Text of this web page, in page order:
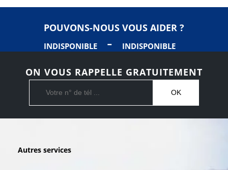
POUVONS-NOUS VOUS AIDER ?
INDISPONIBLE - INDISPONIBLE
ON VOUS RAPPELLE GRATUITEMENT
Autres services